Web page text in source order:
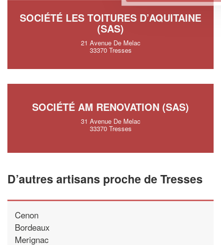
SOCIÉTÉ LES TOITURES D’AQUITAINE
(SAS)
21 Avenue De Melac
33370 Tresses
SOCIÉTÉ AM RENOVATION (SAS)
31 Avenue De Melac
33370 Tresses
D’autres artisans proche de Tresses
Cenon
Bordeaux
Merignac